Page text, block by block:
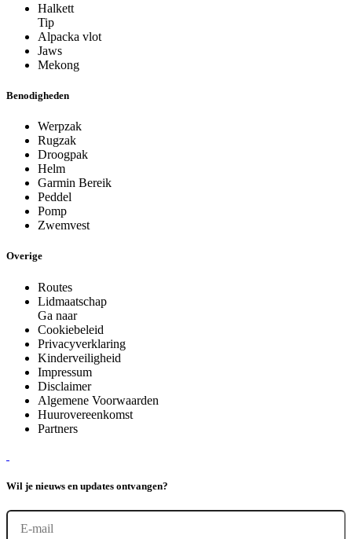
Halkett
Tip
Alpacka vlot
Jaws
Mekong
Benodigheden
Werpzak
Rugzak
Droogpak
Helm
Garmin Bereik
Peddel
Pomp
Zwemvest
Overige
Routes
Lidmaatschap
Ga naar
Cookiebeleid
Privacyverklaring
Kinderveiligheid
Impressum
Disclaimer
Algemene Voorwaarden
Huurovereenkomst
Partners
Wil je nieuws en updates ontvangen?